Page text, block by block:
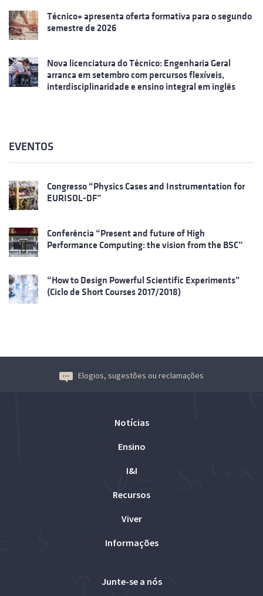
Técnico+ apresenta oferta formativa para o segundo
semestre de 2026
Nova licenciatura do Técnico: Engenharia Geral
arranca em setembro com percursos flexíveis,
interdisciplinaridade e ensino integral em inglês
EVENTOS
Congresso “Physics Cases and Instrumentation for
EURISOL-DF”
Conferência “Present and future of High
Performance Computing: the vision from the BSC”
“How to Design Powerful Scientific Experiments”
(Ciclo de Short Courses 2017/2018)
Elogios, sugestões ou reclamações
Notícias
Ensino
I&I
Recursos
Viver
Informações
Junte-se a nós